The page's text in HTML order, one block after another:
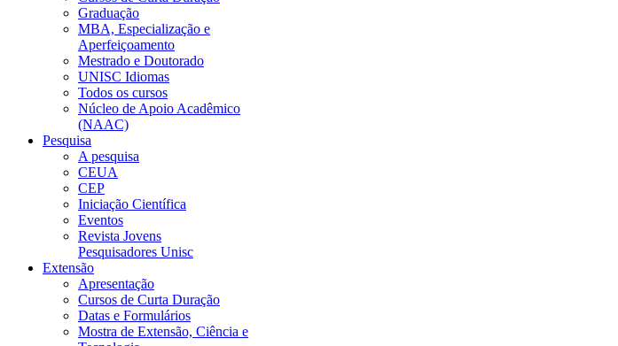
Graduação
MBA, Especialização e
Aperfeiçoamento
Mestrado e Doutorado
UNISC Idiomas
Todos os cursos
Núcleo de Apoio Acadêmico
(NAAC)
Pesquisa
A pesquisa
CEUA
CEP
Iniciação Científica
Eventos
Revista Jovens
Pesquisadores Unisc
Extensão
Apresentação
Cursos de Curta Duração
Datas e Formulários
Mostra de Extensão, Ciência e